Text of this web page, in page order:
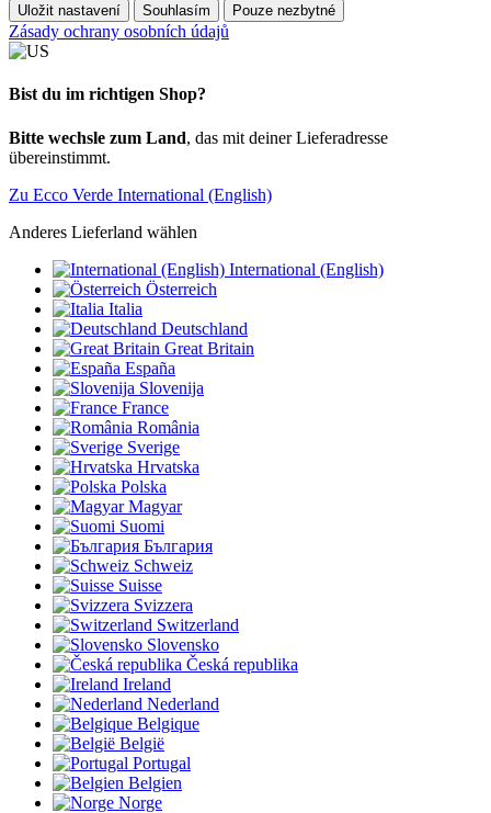
Uložit nastavení Souhlasím Pouze nezbytné
Zásady ochrany osobních údajů
Bist du im richtigen Shop?
Bitte wechsle zum Land, das mit deiner Lieferadresse
übereinstimmt.
Zu Ecco Verde International (English)
Anderes Lieferland wählen
International (English)
Österreich
Italia
Deutschland
Great Britain
España
Slovenija
France
România
Sverige
Hrvatska
Polska
Magyar
Suomi
България
Schweiz
Suisse
Svizzera
Switzerland
Slovensko
Česká republika
Ireland
Nederland
Belgique
België
Portugal
Belgien
Norge